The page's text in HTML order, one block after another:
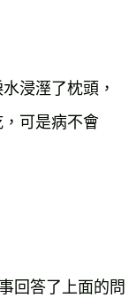
浸溼了枕頭，
可是病不會
回答了上面的問